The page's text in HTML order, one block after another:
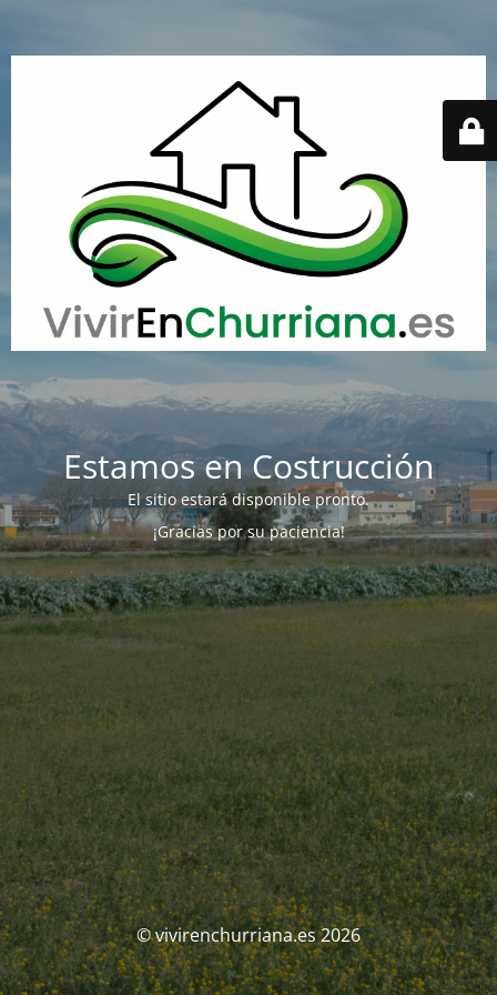
Estamos en Costrucción
El sitio estará disponible pronto.
¡Gracias por su paciencia!
© vivirenchurriana.es 2026